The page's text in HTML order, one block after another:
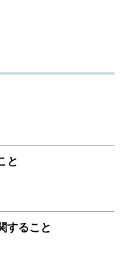
と
すること